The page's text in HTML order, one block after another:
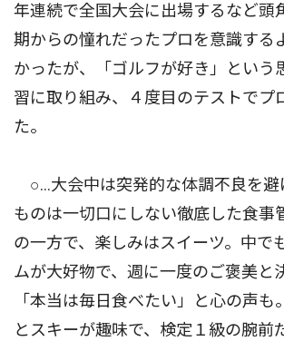
年連続で全国大会に出場するなど頭
期からの憧れだったプロを意識する
かったが、「ゴルフが好き」という
習に取り組み、４度目のテストでプ
た。
○…大会中は突発的な体調不良を避
ものは一切口にしない徹底した食事
の一方で、楽しみはスイーツ。中で
ムが大好物で、週に一度のご褒美と
「本当は毎日食べたい」と心の声も
とスキーが趣味で、検定１級の腕前